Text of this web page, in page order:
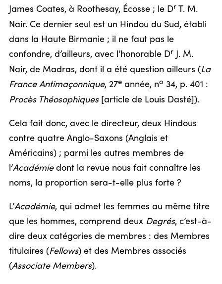
James Coates, à Roothesay, Écosse ; le Dr T. M.
Nair. Ce dernier seul est un Hindou du Sud, établi
dans la Haute Birmanie ; il ne faut pas le
confondre, d’ailleurs, avec l’honorable Dr
J. M.
Nair, de Madras, dont il a été question ailleurs (La
France Antimaçonnique, 27e année, no 34, p. 401 :
Procès Théosophiques[article de Louis Dasté]).
Cela fait donc, avec le directeur, deux Hindous
contre quatre Anglo-Saxons (Anglais et
Américains) ; parmi les autres membres de
l’Académiedont la revue nous fait connaître les
noms, la proportion sera-t-elle plus forte ?
L’Académie, qui admet les femmes au même titre
que les hommes, comprend deux Degrés, c’est-à-
dire deux catégories de membres : des Membres
titulaires (Fellows) et des Membres associés
(Associate Members).